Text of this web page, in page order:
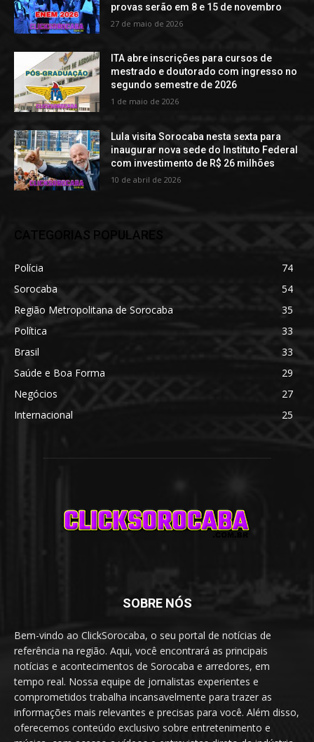
provas serão em 8 e 15 de novembro
27 de maio de 2026
ITA abre inscrições para cursos de
mestrado e doutorado com ingresso no
segundo semestre de 2026
1 de maio de 2026
Lula visita Sorocaba nesta sexta para
inaugurar nova sede do Instituto Federal
com investimento de R$ 26 milhões
10 de abril de 2026
CATEGORIAS POPULARES
Polícia
74
Sorocaba
54
Região Metropolitana de Sorocaba
35
Política
33
Brasil
33
Saúde e Boa Forma
29
Negócios
27
Internacional
25
SOBRE NÓS
Bem-vindo ao ClickSorocaba, o seu portal de notícias de
referência na região. Aqui, você encontrará as principais
notícias e acontecimentos de Sorocaba e arredores, em
tempo real. Nossa equipe de jornalistas experientes e
comprometidos trabalha incansavelmente para trazer as
informações mais relevantes e precisas para você. Além disso,
oferecemos conteúdo exclusivo sobre entretenimento e